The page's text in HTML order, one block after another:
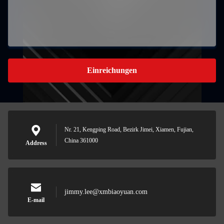
Einreichungen
Address
Nr. 21, Kengping Road, Bezirk Jimei, Xiamen, Fujian,
China 361000
E-mail
jimmy.lee@xmbiaoyuan.com